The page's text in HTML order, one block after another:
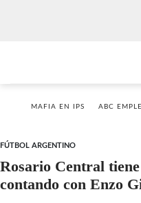
MAFIA EN IPS ABC
FÚTBOL ARGENTINO
Rosario Central
contando con Enzo